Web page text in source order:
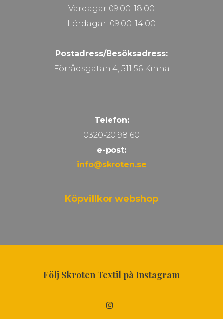
Vardagar 09.00-18.00
Lördagar: 09.00-14.00
Postadress/Besöksadress:
Förrådsgatan 4, 511 56 Kinna
Telefon:
0320-20 98 60
e-post:
info@skroten.se
Köpvillkor webshop
Följ Skroten Textil på Instagram